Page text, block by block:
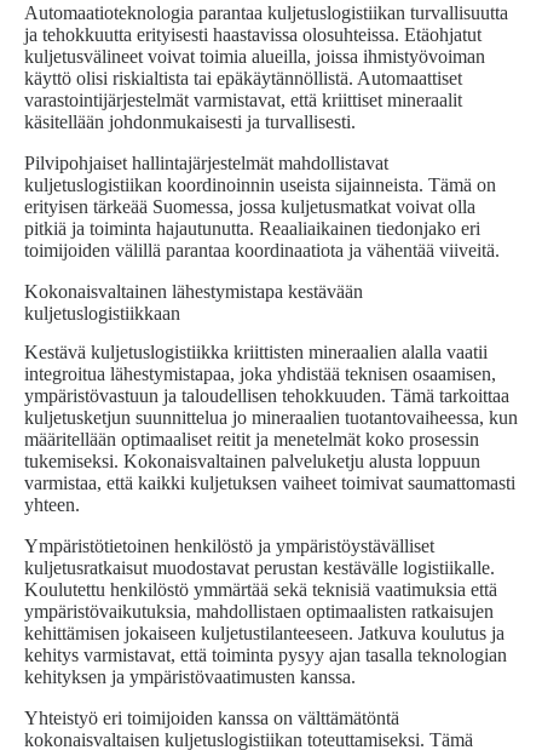
Automaatioteknologia parantaa kuljetuslogistiikan turvallisuutta
ja tehokkuutta erityisesti haastavissa olosuhteissa. Etäohjatut
kuljetusvälineet voivat toimia alueilla, joissa ihmistyövoiman
käyttö olisi riskialtista tai epäkäytännöllistä. Automaattiset
varastointijärjestelmät varmistavat, että kriittiset mineraalit
käsitellään johdonmukaisesti ja turvallisesti.
Pilvipohjaiset hallintajärjestelmät mahdollistavat
kuljetuslogistiikan koordinoinnin useista sijainneista. Tämä on
erityisen tärkeää Suomessa, jossa kuljetusmatkat voivat olla
pitkiä ja toiminta hajautunutta. Reaaliaikainen tiedonjako eri
toimijoiden välillä parantaa koordinaatiota ja vähentää viiveitä.
Kokonaisvaltainen lähestymistapa kestävään
kuljetuslogistiikkaan
Kestävä kuljetuslogistiikka kriittisten mineraalien alalla vaatii
integroitua lähestymistapaa, joka yhdistää teknisen osaamisen,
ympäristövastuun ja taloudellisen tehokkuuden. Tämä tarkoittaa
kuljetusketjun suunnittelua jo mineraalien tuotantovaiheessa, kun
määritellään optimaaliset reitit ja menetelmät koko prosessin
tukemiseksi. Kokonaisvaltainen palveluketju alusta loppuun
varmistaa, että kaikki kuljetuksen vaiheet toimivat saumattomasti
yhteen.
Ympäristötietoinen henkilöstö ja ympäristöystävälliset
kuljetusratkaisut muodostavat perustan kestävälle logistiikalle.
Koulutettu henkilöstö ymmärtää sekä teknisiä vaatimuksia että
ympäristövaikutuksia, mahdollistaen optimaalisten ratkaisujen
kehittämisen jokaiseen kuljetustilanteeseen. Jatkuva koulutus ja
kehitys varmistavat, että toiminta pysyy ajan tasalla teknologian
kehityksen ja ympäristövaatimusten kanssa.
Yhteistyö eri toimijoiden kanssa on välttämätöntä
kokonaisvaltaisen kuljetuslogistiikan toteuttamiseksi. Tämä